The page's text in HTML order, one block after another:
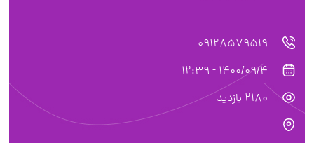
09128579519
1400/09/4 - 12:39
2180 بازدید